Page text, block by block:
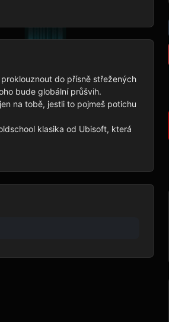
do přísně střežených
bude globální průšvih.
na tobě, jestli to pojmeš potichu
klasika od Ubisoft, která